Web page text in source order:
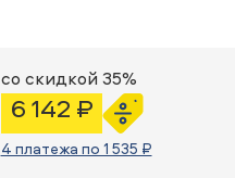
со скидкой 35%
6 142 ₽
4 платежа по 1 535 ₽